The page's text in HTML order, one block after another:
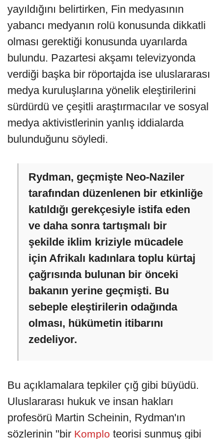
yayıldığını belirtirken, Fin medyasının
yabancı medyanın rolü konusunda dikkatli
olması gerektiği konusunda uyarılarda
bulundu. Pazartesi akşamı televizyonda
verdiği başka bir röportajda ise uluslararası
medya kuruluşlarına yönelik eleştirilerini
sürdürdü ve çeşitli araştırmacılar ve sosyal
medya aktivistlerinin yanlış iddialarda
bulunduğunu söyledi.
Rydman, geçmişte Neo-Naziler
tarafından düzenlenen bir etkinliğe
katıldığı gerekçesiyle istifa eden
ve daha sonra tartışmalı bir
şekilde iklim kriziyle mücadele
için Afrikalı kadınlara toplu kürtaj
çağrısında bulunan bir önceki
bakanın yerine geçmişti. Bu
sebeple eleştirilerin odağında
olması, hükümetin itibarını
zedeliyor.
Bu açıklamalara tepkiler çığ gibi büyüdü.
Uluslararası hukuk ve insan hakları
profesörü Martin Scheinin, Rydman'ın
sözlerinin "bir Komplo teorisi sunmuş gibi